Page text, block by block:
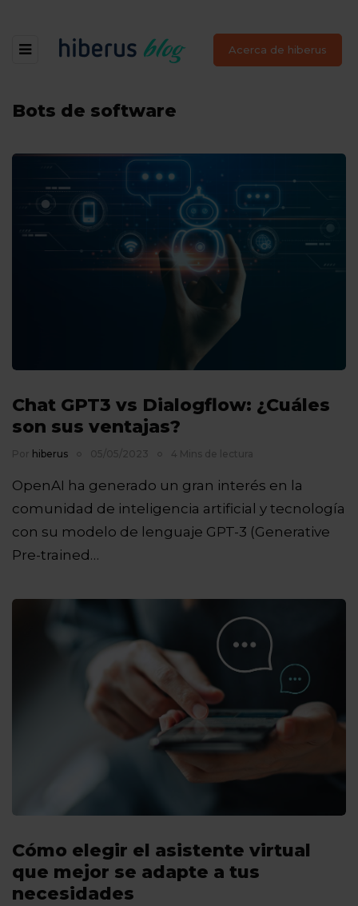
Acerca de hiberus
Bots de software
Chat GPT3 vs Dialogflow: ¿Cuáles
son sus ventajas?
Por hiberus 05/05/2023 4 Mins de lectura
OpenAI ha generado un gran interés en la
comunidad de inteligencia artificial y tecnología
con su modelo de lenguaje GPT-3 (Generative
Pre-trained…
Cómo elegir el asistente virtual
que mejor se adapte a tus
necesidades